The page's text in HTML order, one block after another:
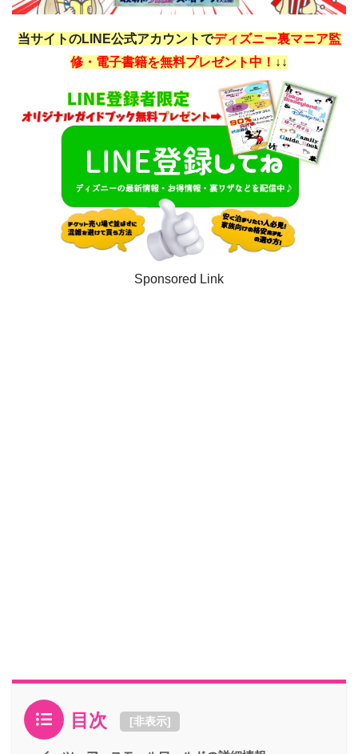
当サイトのLINE公式アカウントでディズニー裏マニア監
修・電子書籍を無料プレゼント中！ ↓↓
Sponsored Link
目次 [非表示]